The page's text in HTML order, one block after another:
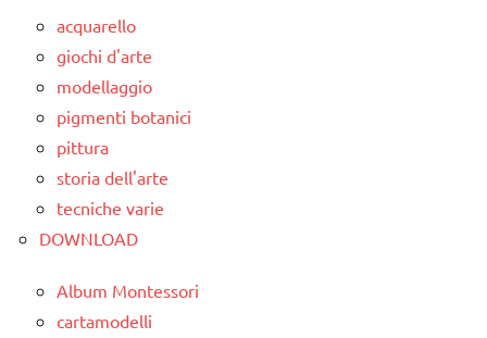
anni
dettati
/
animali
dettati
ortografici
LINGUAGGIO
/
animali
acquarello
giochi d'arte
modellaggio
pigmenti botanici
pittura
storia dell'arte
tecniche varie
DOWNLOAD
Album Montessori
cartamodelli